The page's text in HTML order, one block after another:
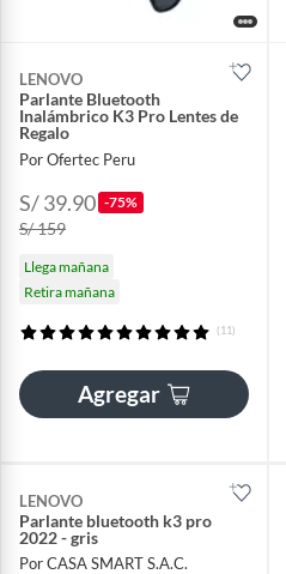
LENOVO
Parlante Bluetooth
Inalámbrico K3 Pro Lentes de
Regalo
Por Ofertec Peru
S/ 39.90 -75%
S/ 159
Llega mañana
Retira mañana
(11)
Agregar
LENOVO
Parlante bluetooth k3 pro
2022 - gris
Por CASA SMART S.A.C.